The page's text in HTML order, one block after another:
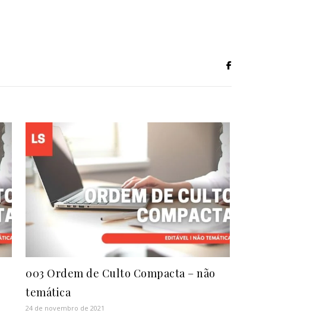
003 Ordem de Culto Compacta – não
temática
24 de novembro de 2021